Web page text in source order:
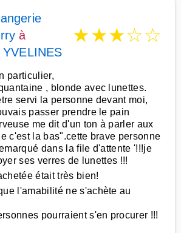
à
★★★☆☆
particulier,
, blonde avec lunettes.
servi la personne devant moi,
passer prendre le pain
me dit d'un ton à parler aux
c'est la bas".cette brave personne
dans la file d'attente '!!!je
ses verres de lunettes !!!
était très bien!
l'amabilité ne s'achète au
pourraient s'en procurer !!!